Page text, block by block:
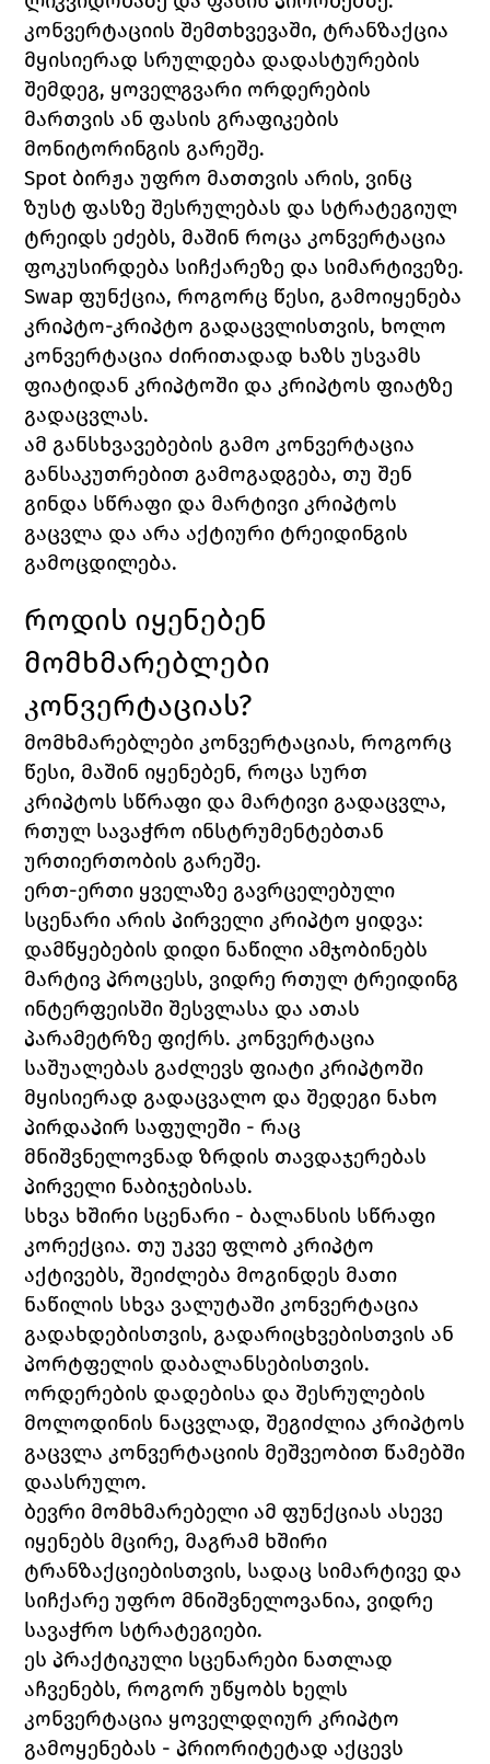
კონვერტაციის შემთხვევაში, ტრანზაქცია
მყისიერად სრულდება დადასტურების
შემდეგ, ყოველგვარი ორდერების
მართვის ან ფასის გრაფიკების
მონიტორინგის გარეშე.
Spot ბირჟა უფრო მათთვის არის, ვინც
ზუსტ ფასზე შესრულებას და სტრატეგიულ
ტრეიდს ეძებს, მაშინ როცა კონვერტაცია
Swap ფუნქცია, როგორც წესი, გამოიყენება
კრიპტო-კრიპტო გადაცვლისთვის, ხოლო
კონვერტაცია ძირითადად ხაზს უსვამს
ფიატიდან კრიპტოში და კრიპტოს ფიატზე
გადაცვლას.
ამ განსხვავებების გამო კონვერტაცია
განსაკუთრებით გამოგადგება, თუ შენ
გინდა სწრაფი და მარტივი კრიპტოს
გაცვლა და არა აქტიური ტრეიდინგის
გამოცდილება.
როდის იყენებენ
მომხმარებლები
კონვერტაციას?
მომხმარებლები კონვერტაციას, როგორც
წესი, მაშინ იყენებენ, როცა სურთ
კრიპტოს სწრაფი და მარტივი გადაცვლა,
რთულ სავაჭრო ინსტრუმენტებთან
ურთიერთობის გარეშე.
ერთ-ერთი ყველაზე გავრცელებული
სცენარი არის პირველი კრიპტო ყიდვა:
დამწყებების დიდი ნაწილი ამჯობინებს
მარტივ პროცესს, ვიდრე რთულ ტრეიდინგ
ინტერფეისში შესვლასა და ათას
პარამეტრზე ფიქრს. კონვერტაცია
საშუალებას გაძლევს ფიატი კრიპტოში
მყისიერად გადაცვალო და შედეგი ნახო
პირდაპირ საფულეში - რაც
მნიშვნელოვნად ზრდის თავდაჯერებას
პირველი ნაბიჯებისას.
სხვა ხშირი სცენარი - ბალანსის სწრაფი
კორექცია. თუ უკვე ფლობ კრიპტო
აქტივებს, შეიძლება მოგინდეს მათი
ნაწილის სხვა ვალუტაში კონვერტაცია
გადახდებისთვის, გადარიცხვებისთვის ან
პორტფელის დაბალანსებისთვის.
ორდერების დადებისა და შესრულების
მოლოდინის ნაცვლად, შეგიძლია კრიპტოს
გაცვლა კონვერტაციის მეშვეობით წამებში
დაასრულო.
ბევრი მომხმარებელი ამ ფუნქციას ასევე
იყენებს მცირე, მაგრამ ხშირი
ტრანზაქციებისთვის, სადაც სიმარტივე და
სიჩქარე უფრო მნიშვნელოვანია, ვიდრე
სავაჭრო სტრატეგიები.
ეს პრაქტიკული სცენარები ნათლად
აჩვენებს, როგორ უწყობს ხელს
კონვერტაცია ყოველდღიურ კრიპტო
გამოყენებას - პრიორიტეტად აქცევს